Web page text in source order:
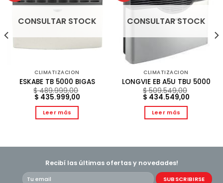
CONSULTAR STOCK
CLIMATIZACION
ESKABE TB 5000 BIGAS
$489.999,00
El
precio
original
era:
$ 489.999,00.
$ 435.999,00El
Leer más
CONSULTAR STOCK
CLIMATIZACION
LONGVIE EB A5U TBU 5000
$509.549,00
El
precio
original
era:
$ 509.549,00.
$ 434.549,00El
Leer más
Recibí las últimas ofertas y novedades!